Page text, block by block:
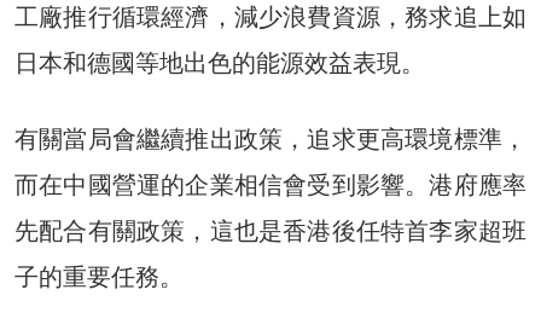
工廠推行循環經濟，減少浪費資源，務求追上如
日本和德國等地出色的能源效益表現。
有關當局會繼續推出政策，追求更高環境標準，
而在中國營運的企業相信會受到影響。港府應率
先配合有關政策，這也是香港後任特首李家超班
子的重要任務。